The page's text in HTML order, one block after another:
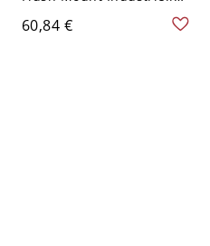
Metallisch 1 Licht Kupfer
Deckenbeleuchtung
60,84 €